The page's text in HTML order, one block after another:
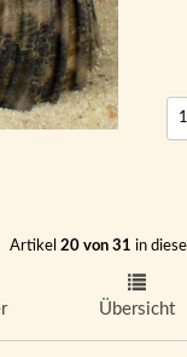
Artikel 20 von 31 in
Übersicht